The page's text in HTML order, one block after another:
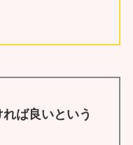
ば良いという